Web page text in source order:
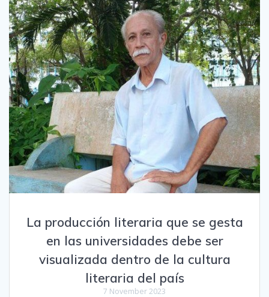
La producción literaria que se gesta
en las universidades debe ser
visualizada dentro de la cultura
literaria del país
7 November 2023